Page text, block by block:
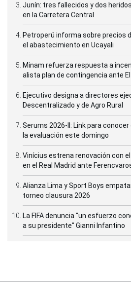
Junín: tres fallecidos y dos
en la Carretera Central
Petroperú informa sobre precios
el abastecimiento en Ucayali
Minam refuerza respuesta a
alista plan de contingencia ante El
Ejecutivo designa a directores
Descentralizado y de Agro Rural
Serums 2026-II: Link para
la evaluación este domingo
Vinícius estrena renovación con
en el Real Madrid ante
Alianza Lima y Sport Boys
torneo clausura 2026
La FIFA denuncia "un esfuerzo
a su presidente" Gianni Infantino